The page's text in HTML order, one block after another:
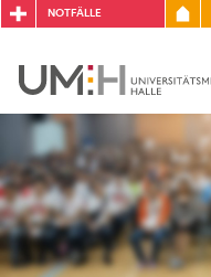
NOTFÄLLE